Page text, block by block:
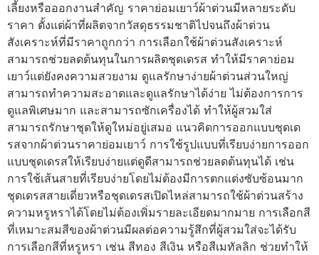
เลี้ยงหรือออกงานสำคัญ ราคาย่อมเยาว์ผ้าต่วนมีหลายระดับ
ราคา ตั้งแต่ผ้าที่ผลิตจากวัสดุธรรมชาติไปจนถึงผ้าต่วน
สังเคราะห์ที่มีราคาถูกกว่า การเลือกใช้ผ้าต่วนสังเคราะห์
สามารถช่วยลดต้นทุนในการผลิตชุดเดรส ทำให้มีราคาย่อม
เยาว์แต่ยังคงความสวยงาม ดูแลรักษาง่ายผ้าต่วนส่วนใหญ่
สามารถทำความสะอาดและดูแลรักษาได้ง่าย ไม่ต้องการการ
ดูแลพิเศษมาก และสามารถซักเครื่องได้ ทำให้ผู้สวมใส่
สามารถรักษาชุดให้ดูใหม่อยู่เสมอ แนวคิดการออกแบบชุดเด
รสจากผ้าต่วนราคาย่อมเยาว์ การใช้รูปแบบที่เรียบง่ายการออก
แบบชุดเดรสให้เรียบง่ายแต่ดูดีสามารถช่วยลดต้นทุนได้ เช่น
การใช้เส้นสายที่เรียบง่ายโดยไม่ต้องมีการตกแต่งซับซ้อนมาก
ชุดเดรสสายเดี่ยวหรือชุดเดรสเปิดไหล่สามารถใช้ผ้าต่วนสร้าง
ความหรูหราได้โดยไม่ต้องเพิ่มรายละเอียดมากมาย การเลือกสี
ที่เหมาะสมสีของผ้าต่วนมีผลต่อความรู้สึกที่ผู้สวมใส่จะได้รับ
การเลือกสีที่หรูหรา เช่น สีทอง สีเงิน หรือสีเมทัลลิก ช่วยทำให้